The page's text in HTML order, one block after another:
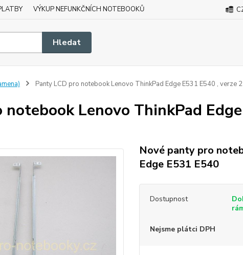
VÝKUP NEFUNKČNÍCH NOTEBOOKŮ
Hledat
Panty LCD pro notebook Lenovo ThinkPad Edge E531 E540 , verze 2
notebook Lenovo ThinkPad
Nové panty pro
Edge E531 E540
Dostupnost
Nejsme plátci DPH